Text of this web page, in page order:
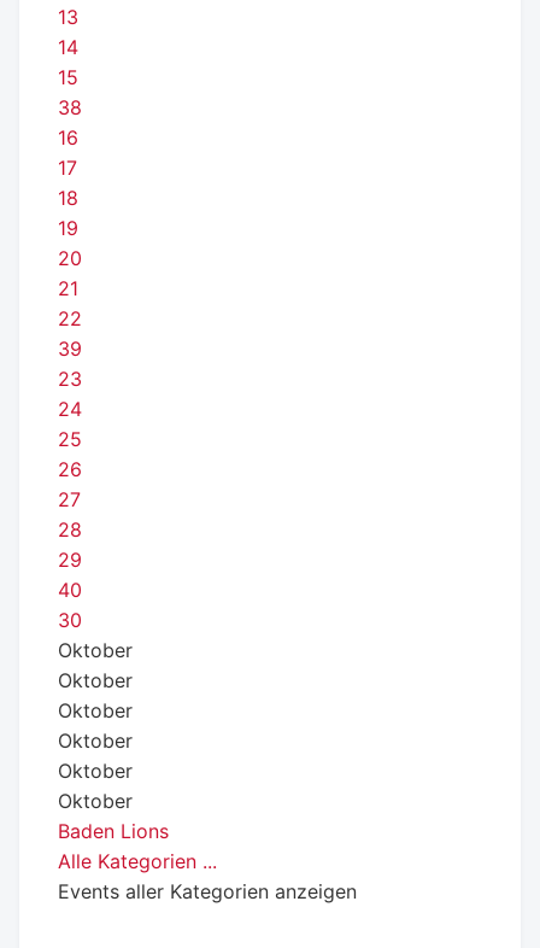
13
14
15
38
16
17
18
19
20
21
22
39
23
24
25
26
27
28
29
40
30
Oktober
Oktober
Oktober
Oktober
Oktober
Oktober
Baden Lions
Alle Kategorien ...
Events aller Kategorien anzeigen